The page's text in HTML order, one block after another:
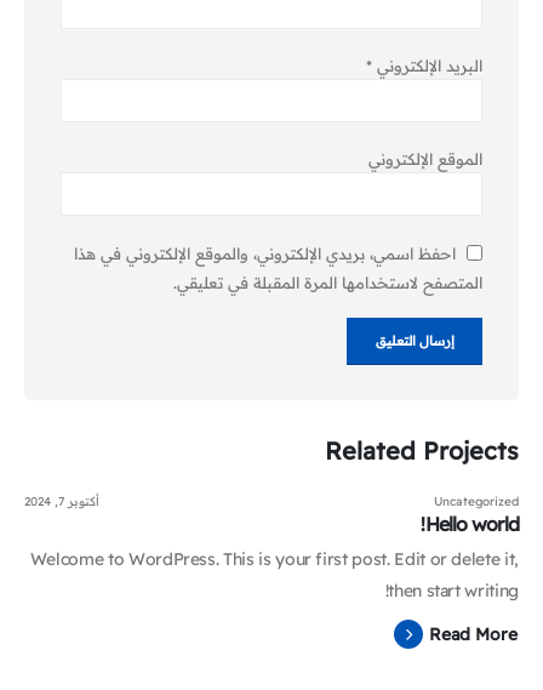
البريد الإلكتروني *
الموقع الإلكتروني
احفظ اسمي، بريدي الإلكتروني، والموقع الإلكتروني في هذا
المتصفح لاستخدامها المرة المقبلة في تعليقي.
Related Projects
Uncategorized أكتوبر 7, 2024
Hello world!
Welcome to WordPress. This is your first post. Edit or delete it,
then start writing!
Read More